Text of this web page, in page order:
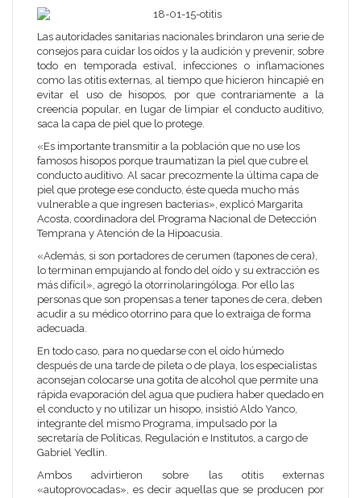
Las autoridades sanitarias nacionales brindaron una serie de
consejos para cuidar los oídos y la audición y prevenir, sobre
todo en temporada estival, infecciones o inflamaciones
como las otitis externas, al tiempo que hicieron hincapié en
evitar el uso de hisopos, por que contrariamente a la
creencia popular, en lugar de limpiar el conducto auditivo,
saca la capa de piel que lo protege.
«Es importante transmitir a la población que no use los
famosos hisopos porque traumatizan la piel que cubre el
conducto auditivo. Al sacar precozmente la última capa de
piel que protege ese conducto, éste queda mucho más
vulnerable a que ingresen bacterias», explicó Margarita
Acosta, coordinadora del Programa Nacional de Detección
Temprana y Atención de la Hipoacusia.
«Además, si son portadores de cerumen (tapones de cera),
lo terminan empujando al fondo del oído y su extracción es
más difícil», agregó la otorrinolaringóloga. Por ello las
personas que son propensas a tener tapones de cera, deben
acudir a su médico otorrino para que lo extraiga de forma
adecuada.
En todo caso, para no quedarse con el oído húmedo
después de una tarde de pileta o de playa, los especialistas
aconsejan colocarse una gotita de alcohol que permite una
rápida evaporación del agua que pudiera haber quedado en
el conducto y no utilizar un hisopo, insistió Aldo Yanco,
integrante del mismo Programa, impulsado por la
secretaría de Políticas, Regulación e Institutos, a cargo de
Gabriel Yedlin.
Ambos advirtieron sobre las otitis externas
«autoprovocadas», es decir aquellas que se producen por